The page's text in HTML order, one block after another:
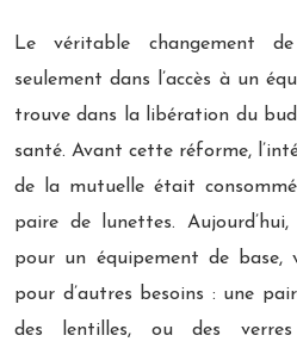
Le véritable changement
seulement dans l’accès à un
trouve dans la libération du
santé. Avant cette réforme,
de la mutuelle était
paire de lunettes.
pour un équipement de base,
pour d’autres besoins : une
des lentilles, ou des